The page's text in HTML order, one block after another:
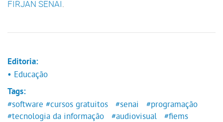
FIRJAN SENAI.
Editoria:
• Educação
Tags:
#software #cursos gratuitos #senai
#programação
#tecnologia da informação
#audiovisual
#fiems